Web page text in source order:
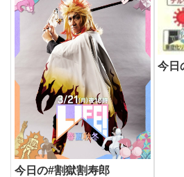
今日の#割獄割寿郎
今日